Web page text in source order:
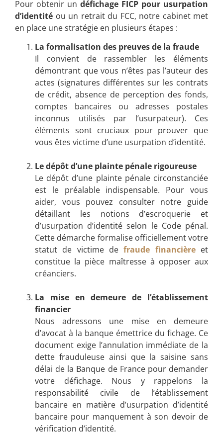
Pour obtenir un défichage FICP pour usurpation
d’identité ou un retrait du FCC, notre cabinet met
en place une stratégie en plusieurs étapes :
La formalisation des preuves de la fraude
Il convient de rassembler les éléments
démontrant que vous n’êtes pas l’auteur des
actes (signatures différentes sur les contrats
de crédit, absence de perception des fonds,
comptes bancaires ou adresses postales
inconnus utilisés par l’usurpateur). Ces
éléments sont cruciaux pour prouver que
vous êtes victime d’une usurpation d’identité.
Le dépôt d’une plainte pénale rigoureuse
Le dépôt d’une plainte pénale circonstanciée
est le préalable indispensable. Pour vous
aider, vous pouvez consulter notre guide
détaillant les notions d’escroquerie et
d’usurpation d’identité selon le Code pénal.
Cette démarche formalise officiellement votre
statut de victime defraude financièreet
constitue la pièce maîtresse à opposer aux
créanciers.
La mise en demeure de l’établissement
financier
Nous adressons une mise en demeure
d’avocat à la banque émettrice du fichage. Ce
document exige l’annulation immédiate de la
dette frauduleuse ainsi que la saisine sans
délai de la Banque de France pour demander
votre défichage. Nous y rappelons la
responsabilité civile de l’établissement
bancaire en matière d’usurpation d’identité
bancaire pour manquement à son devoir de
vérification d’identité.